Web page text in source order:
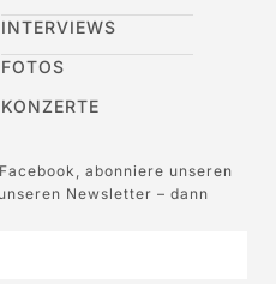
INTERVIEWS
FOTOS
KONZERTE
abonniere unseren
Newsletter – dann